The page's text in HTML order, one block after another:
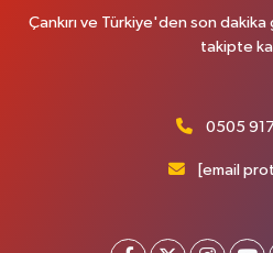
Çankırı ve Türkiye'den son
takipte
0505
[email